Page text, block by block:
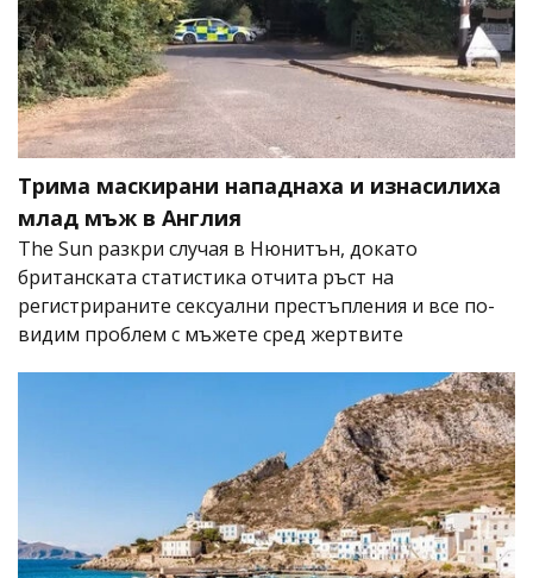
Трима маскирани нападнаха и изнасилиха
млад мъж в Англия
The Sun разкри случая в Нюнитън, докато
британската статистика отчита ръст на
регистрираните сексуални престъпления и все по-
видим проблем с мъжете сред жертвите